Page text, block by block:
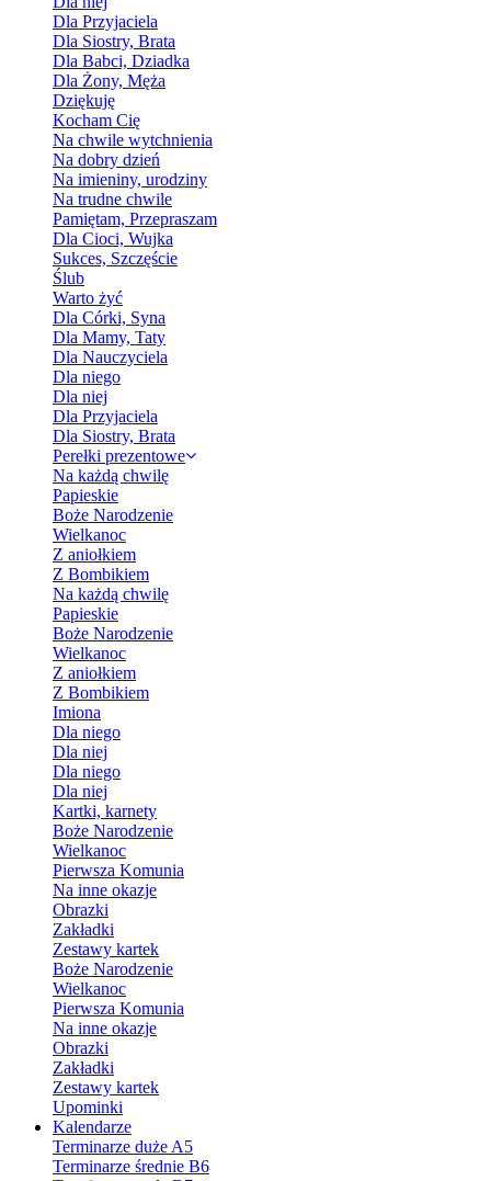
Dla Przyjaciela
Dla Siostry, Brata
Dla Babci, Dziadka
Dla Żony, Męża
Dziękuję
Kocham Cię
Na chwile wytchnienia
Na dobry dzień
Na imieniny, urodziny
Na trudne chwile
Pamiętam, Przepraszam
Dla Cioci, Wujka
Sukces, Szczęście
Ślub
Warto żyć
Dla Córki, Syna
Dla Mamy, Taty
Dla Nauczyciela
Dla niego
Dla niej
Dla Przyjaciela
Dla Siostry, Brata
Perełki prezentowe
Na każdą chwilę
Papieskie
Boże Narodzenie
Wielkanoc
Z aniołkiem
Z Bombikiem
Na każdą chwilę
Papieskie
Boże Narodzenie
Wielkanoc
Z aniołkiem
Z Bombikiem
Imiona
Dla niego
Dla niej
Dla niego
Dla niej
Kartki, karnety
Boże Narodzenie
Wielkanoc
Pierwsza Komunia
Na inne okazje
Obrazki
Zakładki
Zestawy kartek
Boże Narodzenie
Wielkanoc
Pierwsza Komunia
Na inne okazje
Obrazki
Zakładki
Zestawy kartek
Upominki
Kalendarze
Terminarze duże A5
Terminarze średnie B6